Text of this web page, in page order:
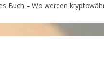
Buch – Wo werden